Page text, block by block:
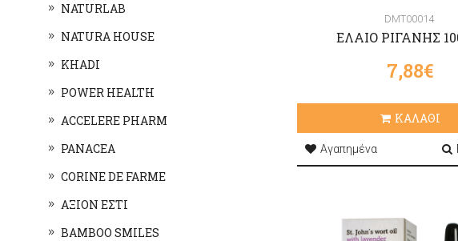
NATURLAB
NATURA HOUSE
KHADI
POWER HEALTH
ACCELERE PHARM
PANACEA
CORINE DE FARME
ΑΞΙΟΝ ΕΣΤΙ
BAMBOO SMILES
DMT00014
ΕΛΑΙΟ ΡΙΓΑΝΗΣ
7,88€
ΚΑΛΑΘΙ
Αγαπημένα